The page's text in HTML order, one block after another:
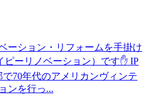
ーション・リフォームを手掛け
ピーリノベーション）です✋ IP
70年代のアメリカンヴィンテ
ンを行っ...